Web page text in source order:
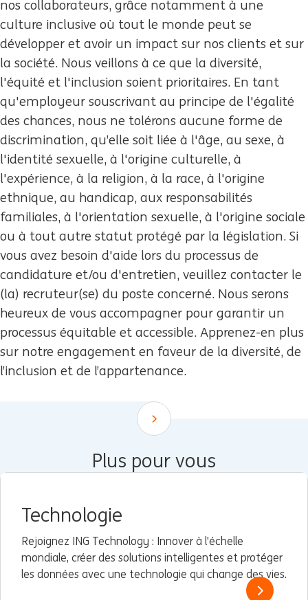
nos collaborateurs, grâce notamment à une
culture inclusive où tout le monde peut se
développer et avoir un impact sur nos clients et sur
la société. Nous veillons à ce que la diversité,
l'équité et l'inclusion soient prioritaires. En tant
qu'employeur souscrivant au principe de l'égalité
des chances, nous ne tolérons aucune forme de
discrimination, qu’elle soit liée à l'âge, au sexe, à
l'identité sexuelle, à l'origine culturelle, à
l'expérience, à la religion, à la race, à l'origine
ethnique, au handicap, aux responsabilités
familiales, à l'orientation sexuelle, à l'origine sociale
ou à tout autre statut protégé par la législation. Si
vous avez besoin d'aide lors du processus de
candidature et/ou d'entretien, veuillez contacter le
(la) recruteur(se) du poste concerné. Nous serons
heureux de vous accompagner pour garantir un
processus équitable et accessible. Apprenez-en plus
sur notre engagement en faveur de la diversité, de
l’inclusion et de l’appartenance.
Scroll down
Plus pour vous
Technologie
Rejoignez ING Technology : Innover à l'échelle
mondiale, créer des solutions intelligentes et protéger
les données avec une technologie qui change des vies.